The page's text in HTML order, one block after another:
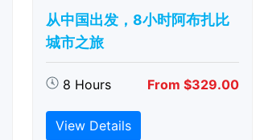
从中国出发，8小时阿布扎比
城市之旅
8 Hours From $329.00
View Details